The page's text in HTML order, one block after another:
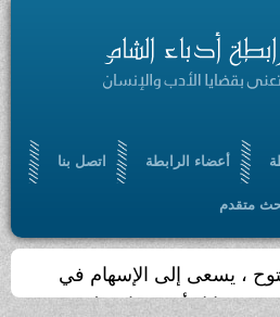
أعضاء الرابطة اتصل بنا
متقدم
، يسعى إلى الإسهام في
من خلال أدب سامٍ ملتزم